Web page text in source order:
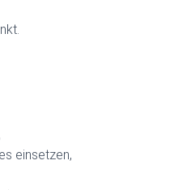
einsetzen,